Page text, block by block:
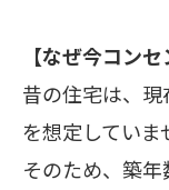
【なぜ今コン
昔の住宅は、
を想定していま
そのため、築年